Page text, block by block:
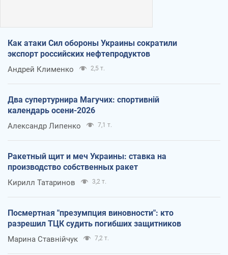
Как атаки Сил обороны Украины сократили
экспорт российских нефтепродуктов
Андрей Клименко 2,5 т.
Два супертурнира Магучих: спортивній
календарь осени-2026
Александр Липенко 7,1 т.
Ракетный щит и меч Украины: ставка на
производство собственных ракет
Кирилл Татаринов 3,2 т.
Посмертная "презумпция виновности": кто
разрешил ТЦК судить погибших защитников
Марина Ставнійчук 7,2 т.